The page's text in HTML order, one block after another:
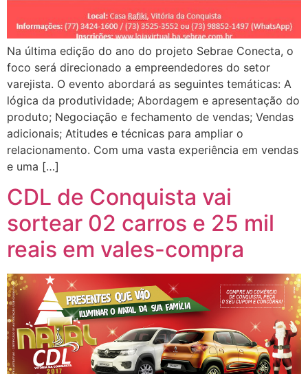
Na última edição do ano do projeto Sebrae Conecta, o
foco será direcionado a empreendedores do setor
varejista. O evento abordará as seguintes temáticas: A
lógica da produtividade; Abordagem e apresentação do
produto; Negociação e fechamento de vendas; Vendas
adicionais; Atitudes e técnicas para ampliar o
relacionamento. Com uma vasta experiência em vendas
e uma […]
CDL de Conquista vai
sortear 02 carros e 25 mil
reais em vales-compra